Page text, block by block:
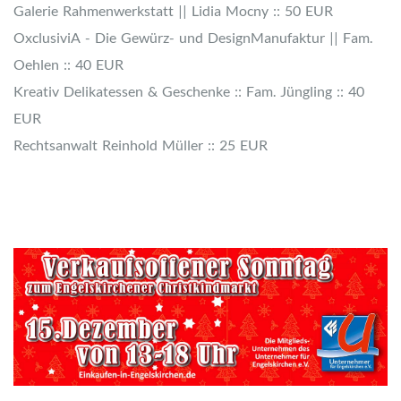
Galerie Rahmenwerkstatt || Lidia Mocny :: 50 EUR
OxclusiviA - Die Gewürz- und DesignManufaktur || Fam.
Oehlen :: 40 EUR
Kreativ Delikatessen & Geschenke :: Fam. Jüngling :: 40
EUR
Rechtsanwalt Reinhold Müller :: 25 EUR